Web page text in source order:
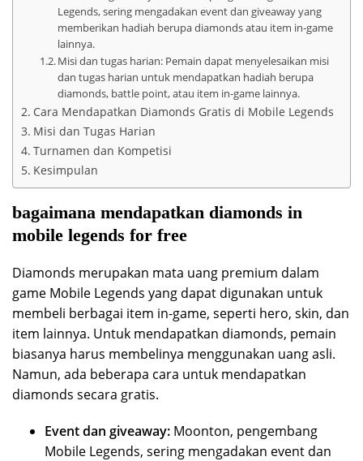
Legends, sering mengadakan event dan giveaway yang
memberikan hadiah berupa diamonds atau item in-game
lainnya.
Misi dan tugas harian: Pemain dapat menyelesaikan misi
dan tugas harian untuk mendapatkan hadiah berupa
diamonds, battle point, atau item in-game lainnya.
Cara Mendapatkan Diamonds Gratis di Mobile Legends
Misi dan Tugas Harian
Turnamen dan Kompetisi
Kesimpulan
bagaimana mendapatkan diamonds in
mobile legends for free
Diamonds merupakan mata uang premium dalam
game Mobile Legends yang dapat digunakan untuk
membeli berbagai item in-game, seperti hero, skin, dan
item lainnya. Untuk mendapatkan diamonds, pemain
biasanya harus membelinya menggunakan uang asli.
Namun, ada beberapa cara untuk mendapatkan
diamonds secara gratis.
Event dan giveaway: Moonton, pengembang
Mobile Legends, sering mengadakan event dan